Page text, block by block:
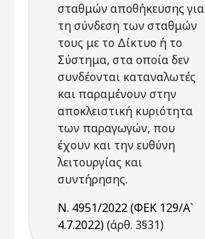
σταθμών αποθήκευσης για
τη σύνδεση των σταθμών
τους με το Δίκτυο ή το
Σύστημα, στα οποία δεν
συνδέονται καταναλωτές
και παραμένουν στην
αποκλειστική κυριότητα
των παραγωγών, που
έχουν και την ευθύνη
λειτουργίας και
συντήρησης.
Ν. 4951/2022 (ΦΕΚ 129/Α`
4.7.2022)(άρθ. 3§31)